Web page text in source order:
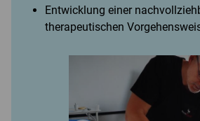
Entwicklung einer
therapeutischen